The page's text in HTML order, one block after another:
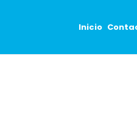
Inicio